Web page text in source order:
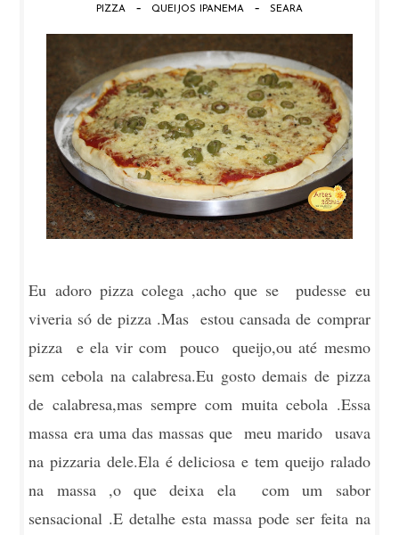
PIZZA - QUEIJOS IPANEMA - SEARA
Eu adoro pizza colega ,acho que se pudesse eu
viveria só de pizza .Mas estou cansada de comprar
pizza e ela vir com pouco queijo,ou até mesmo
sem cebola na calabresa.Eu gosto demais de pizza
de calabresa,mas sempre com muita cebola .Essa
massa era uma das massas que meu marido usava
na pizzaria dele.Ela é deliciosa e tem queijo ralado
na massa ,o que deixa ela com um sabor
sensacional .E detalhe esta massa pode ser feita na